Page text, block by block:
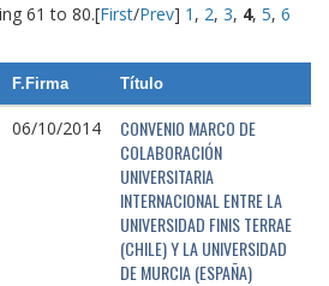
61 to 80.[First/Prev] 1 , 2, 3, 4, 5, 6
F.Firma Título
06/10/2014
CONVENIO MARCO DE
COLABORACIÓN
UNIVERSITARIA
INTERNACIONAL ENTRE LA
UNIVERSIDAD FINIS TERRAE
(CHILE) Y LA UNIVERSIDAD
DE MURCIA (ESPAÑA)